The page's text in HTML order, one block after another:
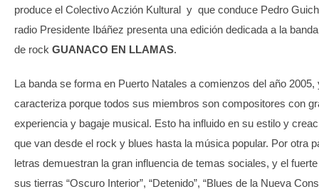
produce el Colectivo Aczión Kultural y que conduce Pedro
radio Presidente Ibáñez presenta una edición dedicada a la
de rock GUANACO EN LLAMAS.
La banda se forma en Puerto Natales a comienzos del año 2005,
caracteriza porque todos sus miembros son compositores con
experiencia y bagaje musical. Esto ha influido en su estilo y
que van desde el rock y blues hasta la música popular. Por otra
letras demuestran la gran influencia de temas sociales, y el
sus tierras “Oscuro Interior”, “Detenido”, “Blues de la Nueva